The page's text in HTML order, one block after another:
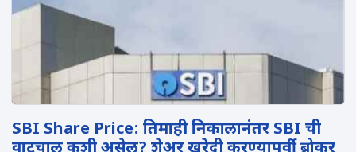
SBI Share Price: तिमाही निकालानंतर SBI ची